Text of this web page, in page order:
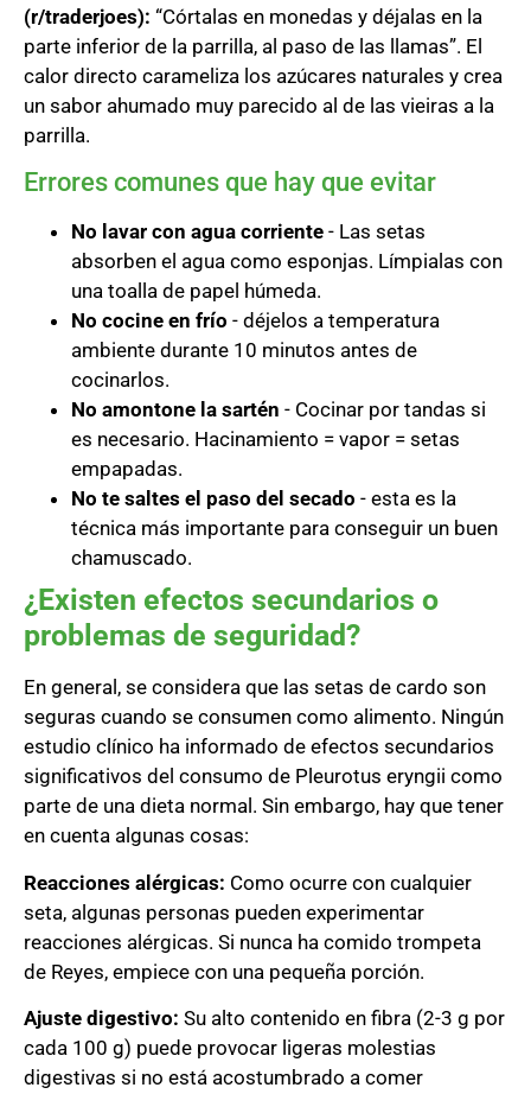
(r/traderjoes): “Córtalas en monedas y déjalas en la
parte inferior de la parrilla, al paso de las llamas”. El
calor directo carameliza los azúcares naturales y crea
un sabor ahumado muy parecido al de las vieiras a la
parrilla.
Errores comunes que hay que evitar
No lavar con agua corriente - Las setas
absorben el agua como esponjas. Límpialas con
una toalla de papel húmeda.
No cocine en frío - déjelos a temperatura
ambiente durante 10 minutos antes de
cocinarlos.
No amontone la sartén - Cocinar por tandas si
es necesario. Hacinamiento = vapor = setas
empapadas.
No te saltes el paso del secado - esta es la
técnica más importante para conseguir un buen
chamuscado.
¿Existen efectos secundarios o
problemas de seguridad?
En general, se considera que las setas de cardo son
seguras cuando se consumen como alimento. Ningún
estudio clínico ha informado de efectos secundarios
significativos del consumo de Pleurotus eryngii como
parte de una dieta normal. Sin embargo, hay que tener
en cuenta algunas cosas:
Reacciones alérgicas: Como ocurre con cualquier
seta, algunas personas pueden experimentar
reacciones alérgicas. Si nunca ha comido trompeta
de Reyes, empiece con una pequeña porción.
Ajuste digestivo: Su alto contenido en fibra (2-3 g por
cada 100 g) puede provocar ligeras molestias
digestivas si no está acostumbrado a comer